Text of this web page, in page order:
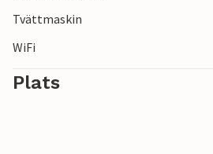
Tvättmaskin
WiFi
Plats